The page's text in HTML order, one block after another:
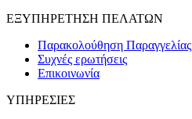
ΕΞΥΠΗΡΕΤΗΣΗ ΠΕΛΑΤΩΝ
Παρακολούθηση Παραγγελίας
Συχνές ερωτήσεις
Επικοινωνία
ΥΠΗΡΕΣΙΕΣ